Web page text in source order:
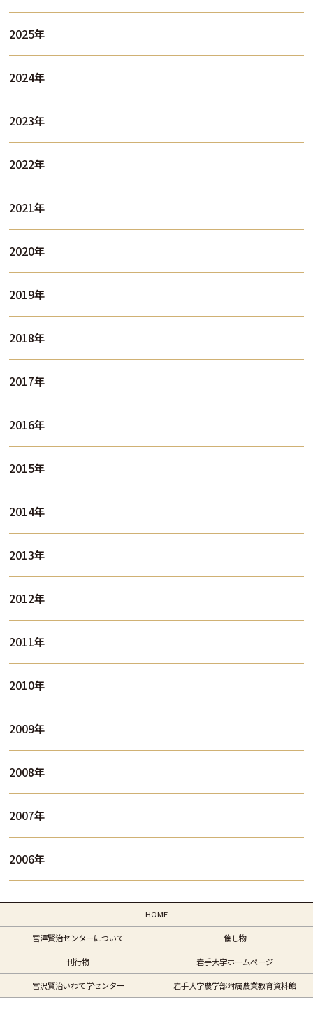
2025年
2024年
2023年
2022年
2021年
2020年
2019年
2018年
2017年
2016年
2015年
2014年
2013年
2012年
2011年
2010年
2009年
2008年
2007年
2006年
HOME
宮澤賢治センターについて 催し物
刊行物 岩手大学ホームページ
宮沢賢治いわて学センター 岩手大学農学部附属農業教育資料館